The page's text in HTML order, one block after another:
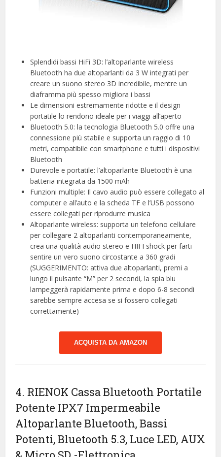
Splendidi bassi HiFi 3D: l’altoparlante wireless
Bluetooth ha due altoparlanti da 3 W integrati per
creare un suono stereo 3D incredibile, mentre un
diaframma più spesso migliora i bassi
Le dimensioni estremamente ridotte e il design
portatile lo rendono ideale per i viaggi all’aperto
Bluetooth 5.0: la tecnologia Bluetooth 5.0 offre una
connessione più stabile e supporta un raggio di 10
metri, compatibile con smartphone e tutti i dispositivi
Bluetooth
Durevole e portatile: l’altoparlante Bluetooth è una
batteria integrata da 1500 mAh
Funzioni multiple: Il cavo audio può essere collegato al
computer e all’auto e la scheda TF e l’USB possono
essere collegati per riprodurre musica
Altoparlante wireless: supporta un telefono cellulare
per collegare 2 altoparlanti contemporaneamente,
crea una qualità audio stereo e HIFI shock per farti
sentire un vero suono circostante a 360 gradi
(SUGGERIMENTO: attiva due altoparlanti, premi a
lungo il pulsante “M” per 2 secondi, la spia blu
lampeggerà rapidamente prima e dopo 6-8 secondi
sarebbe sempre accesa se si fossero collegati
correttamente)
ACQUISTA DA AMAZON
4. RIENOK Cassa Bluetooth Portatile
Potente IPX7 Impermeabile
Altoparlante Bluetooth, Bassi
Potenti, Bluetooth 5.3, Luce LED, AUX